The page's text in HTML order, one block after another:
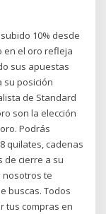
10% desde
en el oro refleja
sus apuestas
su posición
de Standard
son la elección
Podrás
quilates, cadenas
de cierre a su
nosotros te
buscas. Todos
tus compras en